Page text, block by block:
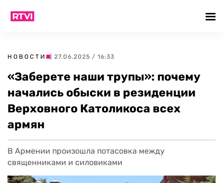
НОВОСТИ | 27.06.2025 / 16:33
«Заберете наши трупы»: почему
начались обыски в резиденции
Верховного Католикоса всех
армян
В Армении произошла потасовка между
священниками и силовиками